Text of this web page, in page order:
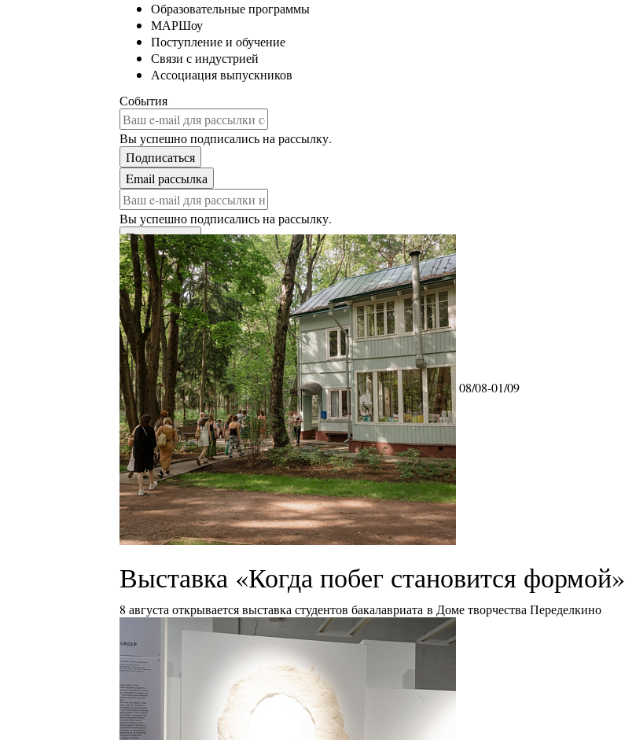
Образовательные программы
МАРШоу
Поступление и обучение
Связи с индустрией
Ассоциация выпускников
События
Вы успешно подписались на рассылку.
Вы успешно подписались на рассылку.
08/08-01/09
Выставка «Когда побег становится формой»
8 августа открывается выставка студентов бакалавриата в Доме творчества Переделкино